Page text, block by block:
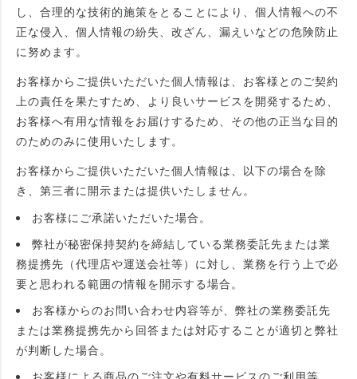
し、合理的な技術的施策をとることにより、個人情報への不
正な侵入、個人情報の紛失、改ざん、漏えいなどの危険防止
に努めます。
お客様からご提供いただいた個人情報は、お客様とのご契約
上の責任を果たすため、より良いサービスを開発するため、
お客様へ有用な情報をお届けするため、その他の正当な目的
のためのみに使用いたします。
お客様からご提供いただいた個人情報は、以下の場合を除
き、第三者に開示または提供いたしません。
お客様にご承諾いただいた場合。
弊社が秘密保持契約を締結している業務委託先または業
務提携先（代理店や運送会社等）に対し、業務を行う上で必
要と思われる範囲の情報を開示する場合。
お客様からのお問い合わせ内容等が、弊社の業務委託先
または業務提携先から回答または対応することが適切と弊社
が判断した場合。